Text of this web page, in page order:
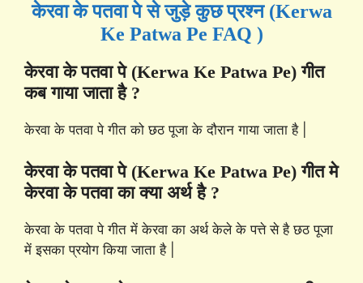
केरवा के पतवा पे से जुड़े कुछ प्रश्न (Kerwa
Ke Patwa Pe FAQ )
केरवा के पतवा पे (Kerwa Ke Patwa Pe) गीत
कब गाया जाता है ?
केरवा के पतवा पे गीत को छठ पूजा के दौरान गाया जाता है |
केरवा के पतवा पे (Kerwa Ke Patwa Pe) गीत मे
केरवा के पतवा का क्या अर्थ है ?
केरवा के पतवा पे गीत में केरवा का अर्थ केले के पत्ते से है छठ पूजा
में इसका प्रयोग किया जाता है |